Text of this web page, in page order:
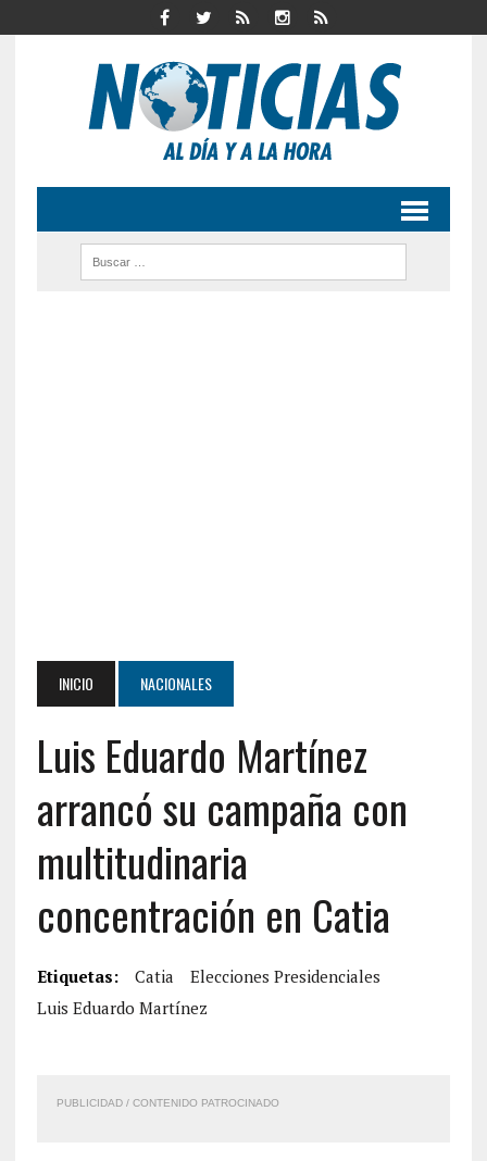
INICIO NACIONALES
Luis Eduardo Martínez
arrancó su campaña con
multitudinaria
concentración en Catia
Etiquetas: Catia
Elecciones Presidenciales
Luis Eduardo Martínez
PUBLICIDAD / CONTENIDO PATROCINADO